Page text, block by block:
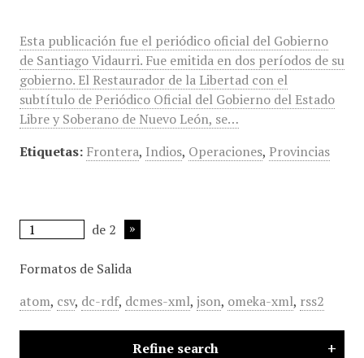
Esta publicación fue el periódico oficial del Gobierno
de Santiago Vidaurri. Fue emitida en dos períodos de su
gobierno. El Restaurador de la Libertad con el
subtítulo de Periódico Oficial del Gobierno del Estado
Libre y Soberano de Nuevo León, se…
Etiquetas: Frontera, Indios, Operaciones, Provincias
de 2
Formatos de Salida
atom, csv, dc-rdf, dcmes-xml, json, omeka-xml, rss2
Refine search